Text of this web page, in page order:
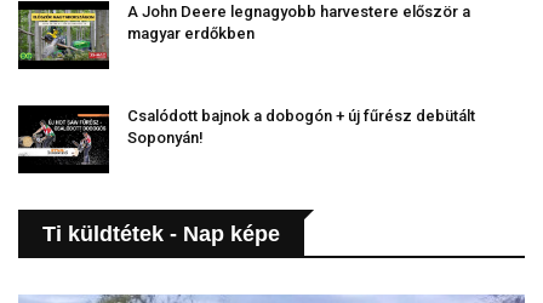
A John Deere legnagyobb harvestere először a
magyar erdőkben
Csalódott bajnok a dobogón + új fűrész debütált
Soponyán!
Ti küldtétek - Nap képe